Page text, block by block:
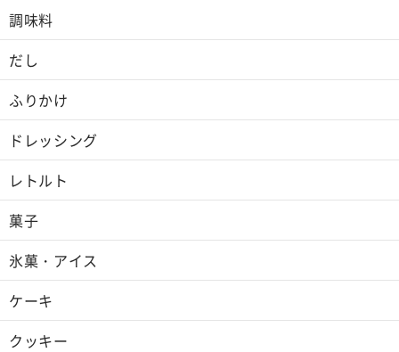
調味料
だし
ふりかけ
ドレッシング
レトルト
菓子
氷菓・アイス
ケーキ
クッキー